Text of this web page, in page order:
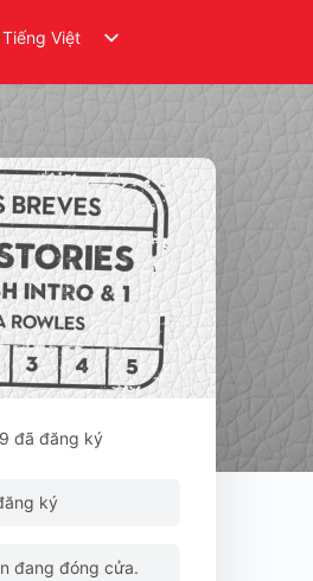
Tiếng Việt
đã đăng ký
ký
đang đóng cửa.